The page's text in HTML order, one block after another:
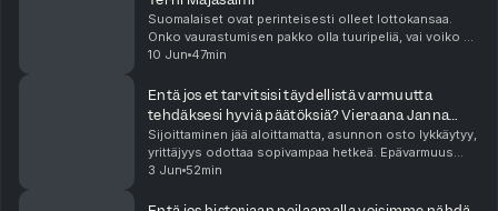
Suomalaiset ovat perinteisesti olleet lottokansaa.
Onko vaurastumisen pakko olla tuuripeliä, vai voiko se
myös olla aktiivinen taito, jota voi harjoitella? Entä
10 Jun 47min
Entä jos et tarvitsisi täydellistä varmuutta
tehdäksesi hyviä päätöksiä? Vieraana Janna
Meunier
Sijoittaminen jää aloittamatta, asunnon osto lykkäytyy,
yrittäjyys odottaa sopivampaa hetkeä. Epävarmuus
vaikuttaa päätöstentekoomme enemmän kuin usein
3 Jun 52min